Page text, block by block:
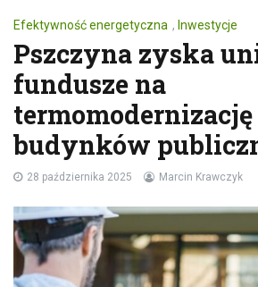
Efektywność energetyczna , Inwestycje
Pszczyna zyska
fundusze na
termomodernizację
budynków
28 października 2025 Marcin Krawczyk